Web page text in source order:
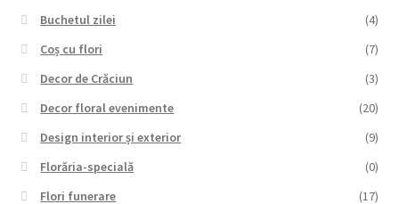
Buchetul zilei
(4)
Coș cu flori
(7)
Decor de Crăciun
(3)
Decor floral evenimente
(20)
Design interior și exterior
(9)
Florăria-specială
(0)
Flori funerare
(17)